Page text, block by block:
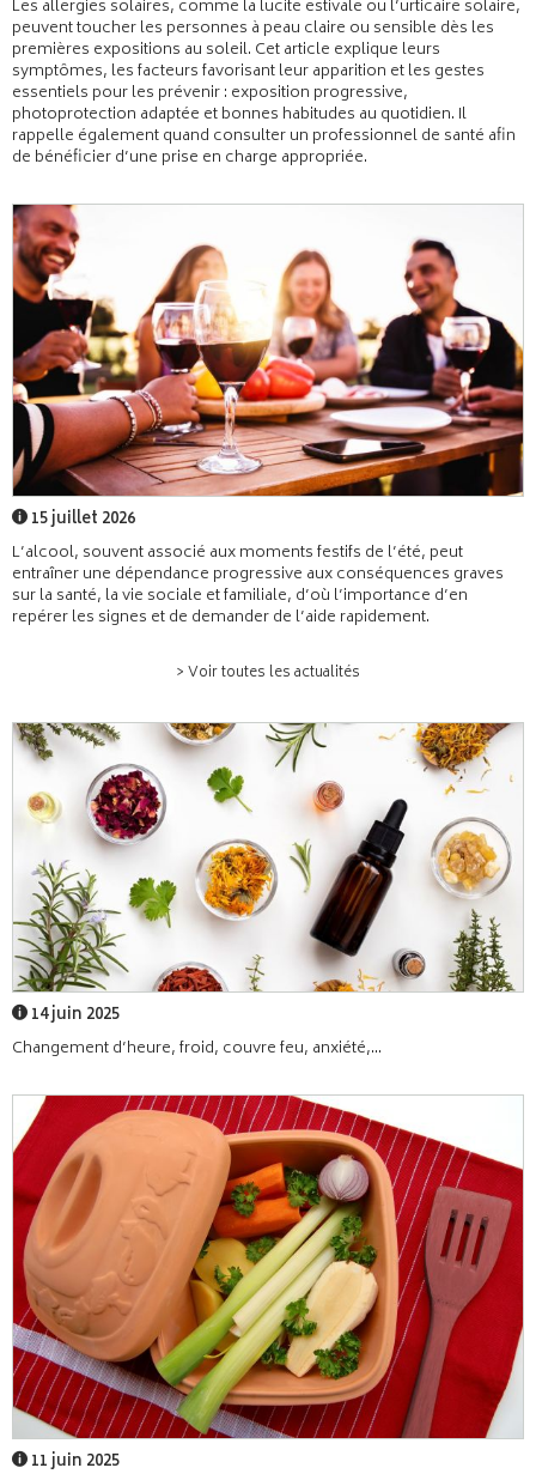
Les allergies solaires, comme la lucite estivale ou l’urticaire solaire,
peuvent toucher les personnes à peau claire ou sensible dès les
premières expositions au soleil. Cet article explique leurs
symptômes, les facteurs favorisant leur apparition et les gestes
essentiels pour les prévenir : exposition progressive,
photoprotection adaptée et bonnes habitudes au quotidien. Il
rappelle également quand consulter un professionnel de santé afin
de bénéficier d’une prise en charge appropriée.
15 juillet 2026
L’alcool, souvent associé aux moments festifs de l’été, peut
entraîner une dépendance progressive aux conséquences graves
sur la santé, la vie sociale et familiale, d’où l’importance d’en
repérer les signes et de demander de l’aide rapidement.
> Voir toutes les actualités
14 juin 2025
Changement d’heure, froid, couvre feu, anxiété,...
11 juin 2025